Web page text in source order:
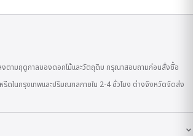
ลงตามฤดูกาลของดอกไม้และวัตถุดิบ กรุณาสอบถามก่อนสั่งซื้อ
ดในกรุงเทพและปริมณฑลภายใน 2-4 ชั่วโมง ต่างจังหวัดจัดส่ง